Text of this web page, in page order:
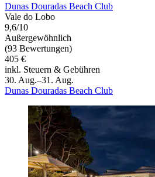
Dunas Douradas Beach Club
Vale do Lobo
9,6/10
Außergewöhnlich
(93 Bewertungen)
405 €
inkl. Steuern & Gebühren
30. Aug.–31. Aug.
Dunas Douradas Beach Club